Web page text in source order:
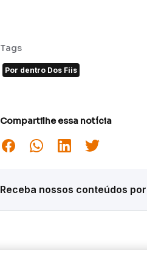
Tags
Por dentro Dos Fiis
Compartilhe essa notícia
Receba nossos conteúdos